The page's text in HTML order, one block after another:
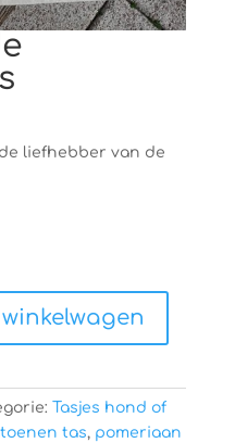
liefhebber van de
Tasjes hond of
tas, pomeriaan